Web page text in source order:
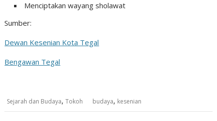
Menciptakan wayang sholawat
Sumber:
Dewan Kesenian Kota Tegal
Bengawan Tegal
Sejarah dan Budaya,Tokoh budaya, kesenian